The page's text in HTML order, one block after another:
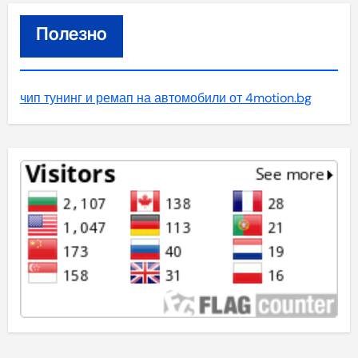
Полезно
чип тунинг и ремап на автомобили от 4motion.bg